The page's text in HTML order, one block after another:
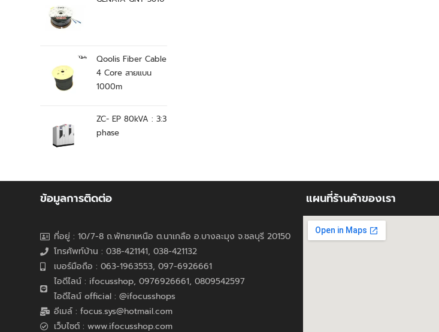
Qoolis Fiber Cable
4 Core สายแบน
1000m
ZC- EP 80kVA : 3:3
phase
ข้อมูลการติดต่อ
ที่อยู่ : 10/7-8 ถ.พัทยาเหนือ ต.นาเกลือ อ.บางละมุง จ.ชลบุรี 20150
โทรศัพท์บ้าน : 038-421141, 038-421132
เบอร์มือถือ : 063-1963553, 097-6926661
ไอดีไลน์ : ifocusshop, 0976926661, 0809542597
ไอดีไลน์ official : @ifocusshops
อีเมล์ : focus.sys@hotmail.com
เว็บไซต์ : www.ifocusshop.com
แผนที่ร้านค้าของเรา